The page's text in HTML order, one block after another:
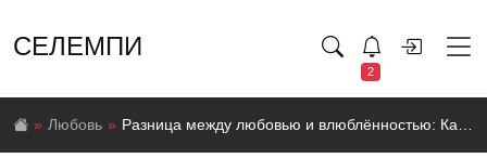
СЕЛЕМПИ
2
Любовь Разница между любовью и влюблённостью: Как отличить настоящие чувства?